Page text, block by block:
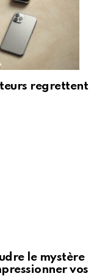
regrettent
le mystère
vos